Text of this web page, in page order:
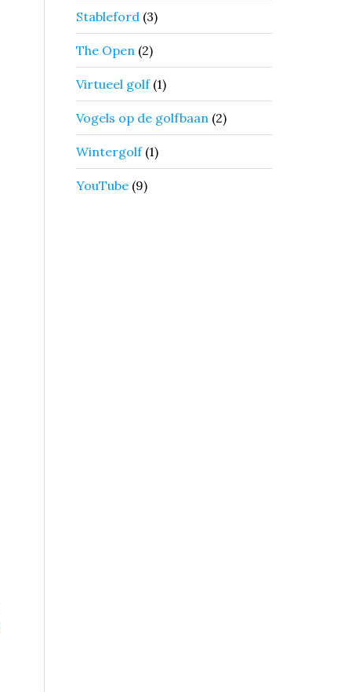
Stableford (3)
The Open (2)
Virtueel golf(1)
Vogels op de golfbaan (2)
Wintergolf(1)
YouTube (9)